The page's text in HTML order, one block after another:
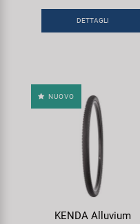
DETTAGLI
NUOVO
KENDA Alluvium